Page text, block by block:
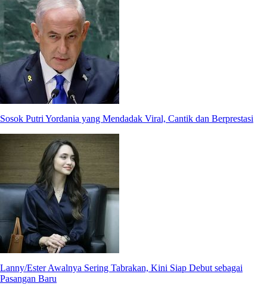
Sosok Putri Yordania yang Mendadak Viral, Cantik dan Berprestasi
Lanny/Ester Awalnya Sering Tabrakan, Kini Siap Debut sebagai
Pasangan Baru